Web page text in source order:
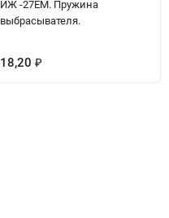
ИЖ -27ЕМ. Пружина
выбрасывателя.
18,20 ₽